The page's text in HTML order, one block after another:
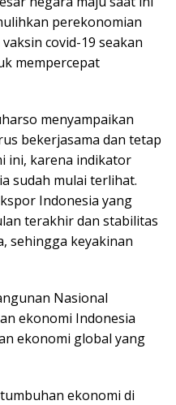
perekonomian
covid-19 seakan
mempercepat
menyampaikan
bekerjasama dan tetap
ini, karena indikator
sudah mulai terlihat.
Indonesia yang
terakhir dan stabilitas
sehingga keyakinan
Nasional
ekonomi Indonesia
ekonomi global yang
ekonomi di